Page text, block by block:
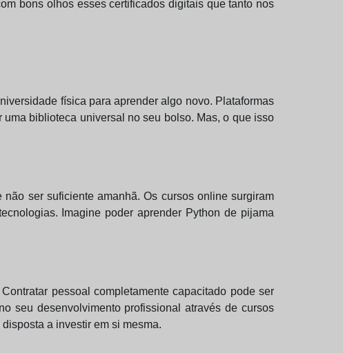
bons olhos esses certificados digitais que tanto nos
física para aprender algo novo. Plataformas
biblioteca universal no seu bolso. Mas, o que isso
ser suficiente amanhã. Os cursos online surgiram
Imagine poder aprender Python de pijama
pessoal completamente capacitado pode ser
seu desenvolvimento profissional através de cursos
a investir em si mesma.